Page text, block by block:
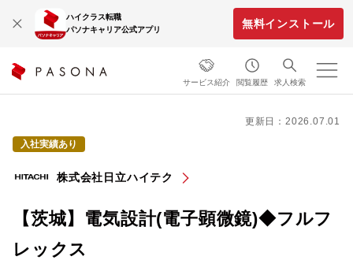
ハイクラス転職
パソナキャリア公式アプリ
無料インストール
サービス紹介 閲覧履歴 求人検索
更新日：2026.07.01
入社実績あり
株式会社日立ハイテク
【茨城】電気設計(電子顕微鏡)◆フルフ
レックス